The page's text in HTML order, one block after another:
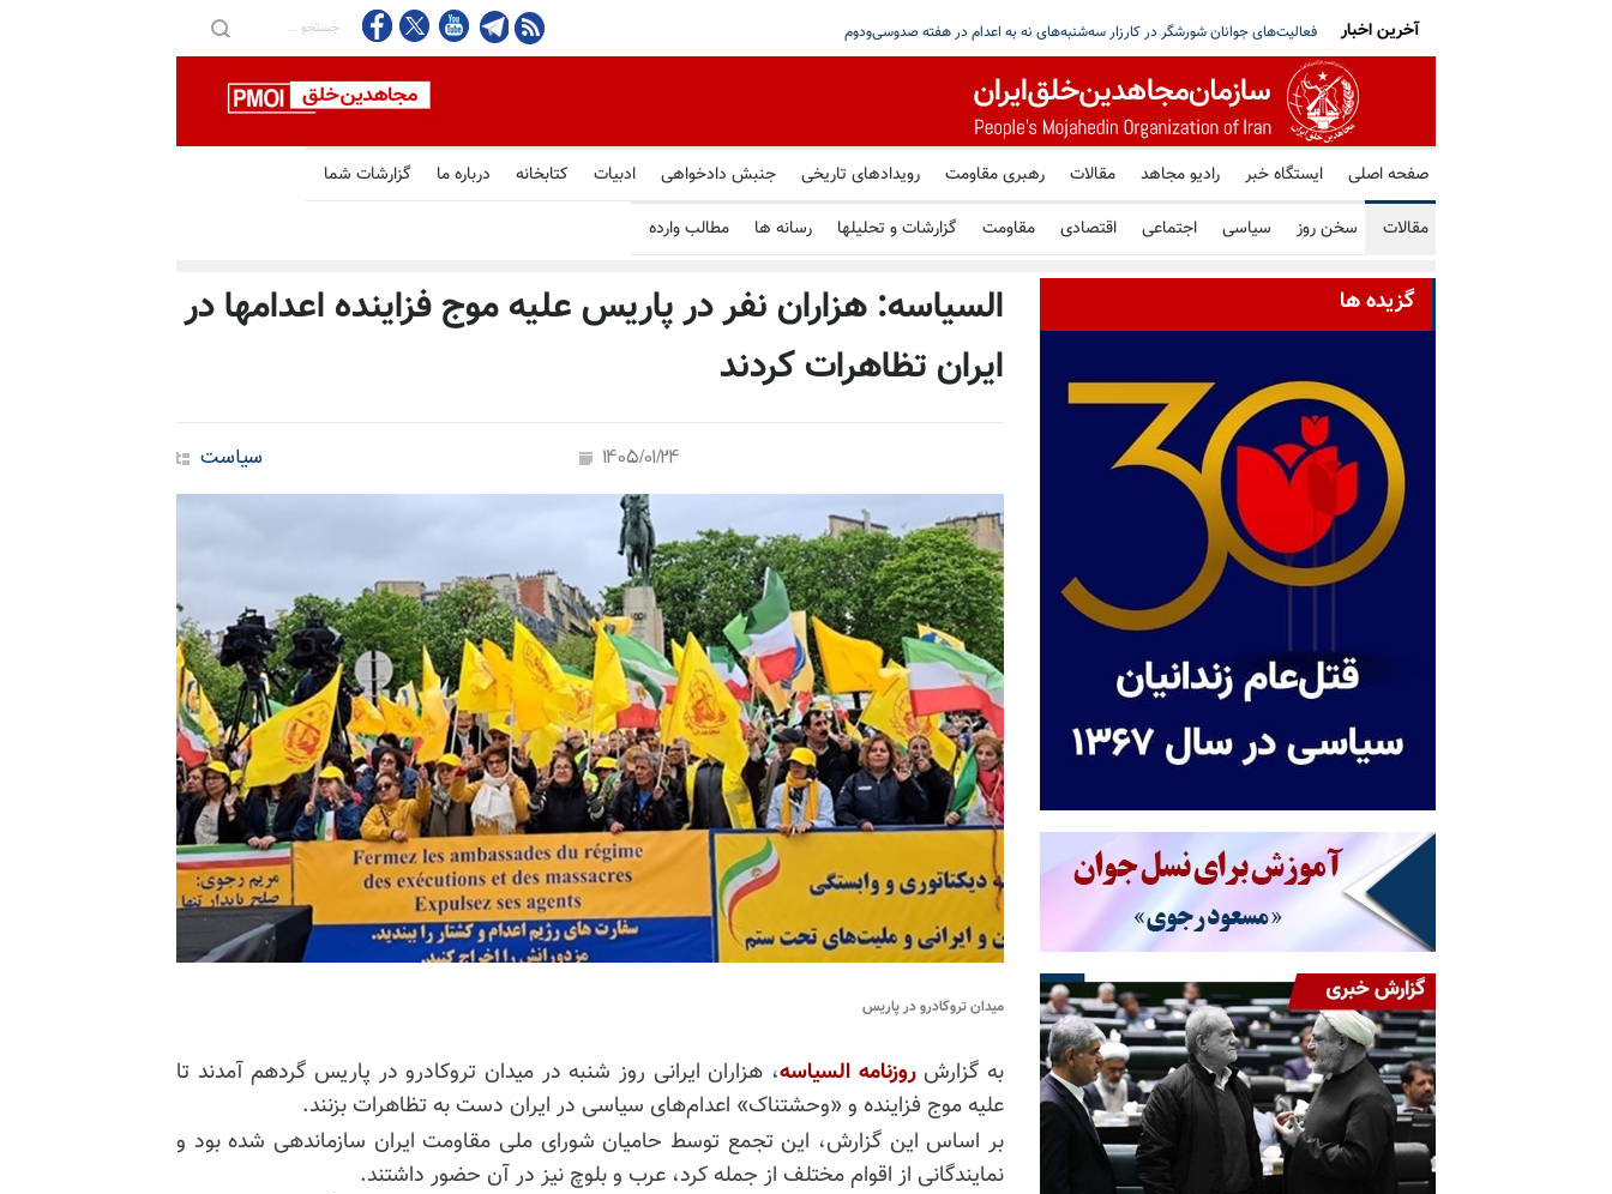
برگزاری میز کتاب توسط هواداران سازمان مجاهدین در گرامیداشت یاد شهیدان قیام سراسری در پاریس پیشرفت کرده‌ایم، قطر: تلاش‌ها ادامه دارد
آخرین اخبار
صفحه اصلی ایستگاه خبر رادیو مجاهد مقالات رهبری مقاومت رویدادهای تاریخی جنبش دادخواهی ادبیات کتابخانه درباره ما گزارشات شما
مقالات سخن روز سیاسی اجتماعی اقتصادی مقاومت گزارشات و تحلیلها رسانه ها مطالب وارده
السیاسه: هزاران نفر در پاریس علیه موج فزاینده اعدامها در
ایران تظاهرات کردند
سیاست 1405/01/24
میدان تروکادرو در پاریس
به گزارش روزنامه السیاسه، هزاران ایرانی روز شنبه در میدان تروکادرو در پاریس گردهم آمدند تا
علیه موج فزاینده و «وحشتناک» اعدام‌های سیاسی در ایران دست به تظاهرات بزنند.
بر اساس این گزارش، این تجمع توسط حامیان شورای ملی مقاومت ایران سازماندهی شده بود و
نمایندگانی از اقوام مختلف از جمله کرد، عرب و بلوچ نیز در آن حضور داشتند.
گزیده ها